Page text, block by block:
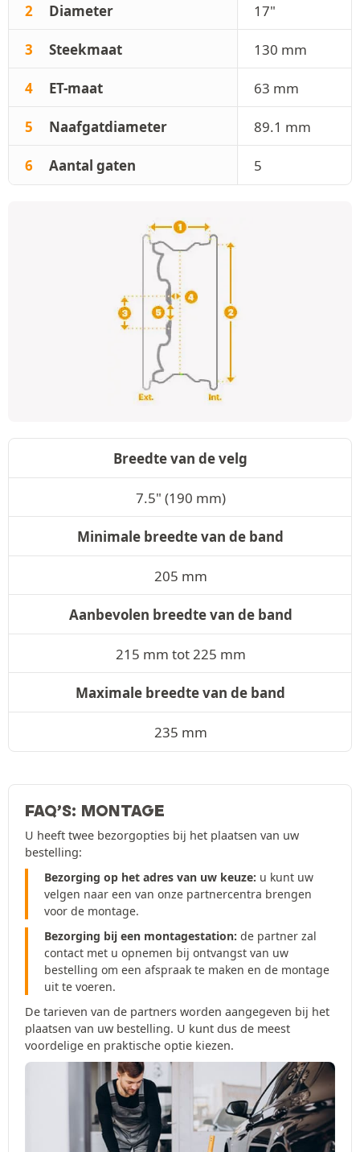
2 Diameter 17"
3 Steekmaat 130 mm
4 ET-maat 63 mm
5 Naafgatdiameter 89.1 mm
6 Aantal gaten 5
Breedte van de velg
7.5" (190 mm)
Minimale breedte van de band
205 mm
Aanbevolen breedte van de band
215 mm tot 225 mm
Maximale breedte van de band
235 mm
FAQ’S: MONTAGE
U heeft twee bezorgopties bij het plaatsen van uw
bestelling:
Bezorging op het adres van uw keuze: u kunt uw
velgen naar een van onze partnercentra brengen
voor de montage.
Bezorging bij een montagestation: de partner zal
contact met u opnemen bij ontvangst van uw
bestelling om een afspraak te maken en de montage
uit te voeren.
De tarieven van de partners worden aangegeven bij het
plaatsen van uw bestelling. U kunt dus de meest
voordelige en praktische optie kiezen.